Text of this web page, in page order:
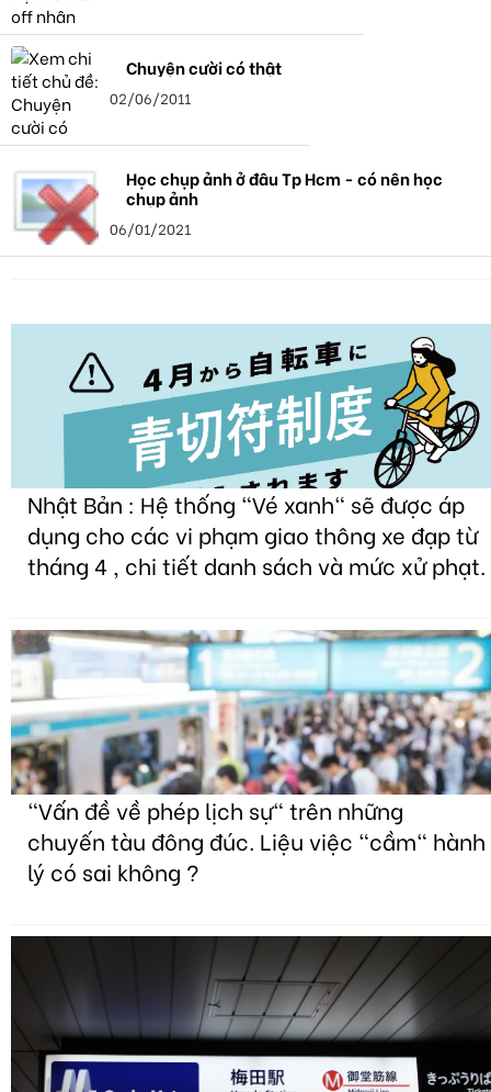
Chuyện cười có thật
02/06/2011
Học chụp ảnh ở đâu Tp Hcm - có nên học
chụp ảnh
06/01/2021
Nhật Bản : Hệ thống "Vé xanh" sẽ được áp
dụng cho các vi phạm giao thông xe đạp từ
tháng 4 , chi tiết danh sách và mức xử phạt.
"Vấn đề về phép lịch sự" trên những
chuyến tàu đông đúc. Liệu việc "cầm" hành
lý có sai không ?